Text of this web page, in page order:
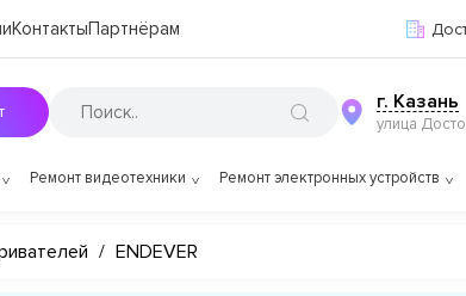
КонтактыПартнёрам
г. Казань
улица
Ремонт видеотехники Ремонт электронных устройств
/ ENDEVER